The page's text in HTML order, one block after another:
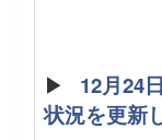
▶
12月24
状況を更新